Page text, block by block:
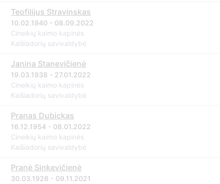
Teofilijus Stravinskas
10.02.1940 - 08.09.2022
Cineikių kaimo kapinės
Kaišiadorių savivaldybė
Janina Stanevičienė
19.03.1938 - 27.01.2022
Cineikių kaimo kapinės
Kaišiadorių savivaldybė
Pranas Dubickas
16.12.1954 - 08.01.2022
Cineikių kaimo kapinės
Kaišiadorių savivaldybė
Pranė Sinkevičienė
30.03.1926 - 09.11.2021